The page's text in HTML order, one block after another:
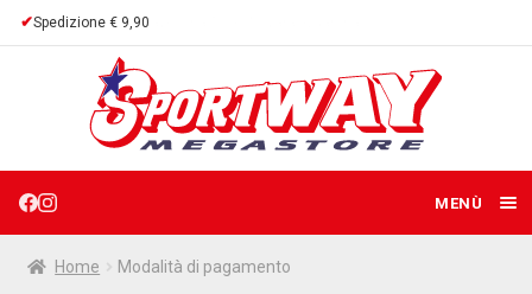
Spedizione € 9,90
navigazione
contenuto
MENÙ
BUONI REGALO
Home Modalità di pagamento